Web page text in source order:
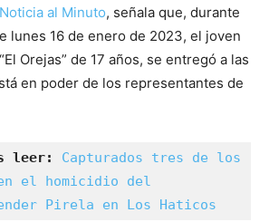
Noticia al Minuto, señala que, durante
lunes 16 de enero de 2023, el joven
Orejas” de 17 años, se entregó a las
en poder de los representantes de
leer: Capturados tres de los
el homicidio del
Pirela en Los Haticos